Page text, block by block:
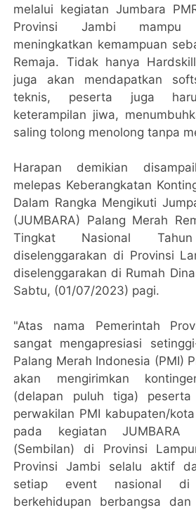
melalui kegiatan Jumbara
Provinsi Jambi mampu
meningkatkan kemampuan
Remaja. Tidak hanya
juga akan mendapatkan
teknis, peserta juga
keterampilan jiwa,
saling tolong menolong tanpa
Harapan demikian
melepas Keberangkatan
Dalam Rangka Mengikuti
(JUMBARA) Palang Merah
Tingkat Nasional
diselenggarakan di Provinsi
diselenggarakan di Rumah
Sabtu, (01/07/2023) pagi.
"Atas nama Pemerintah
sangat mengapresiasi
Palang Merah Indonesia (PMI)
akan mengirimkan
(delapan puluh tiga)
perwakilan PMI kabupaten/
pada kegiatan
(Sembilan) di Provinsi
Provinsi Jambi selalu aktif
setiap event nasional di
berkehidupan berbangsa